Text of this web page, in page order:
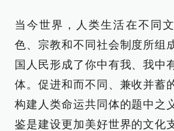
当今世界，人类生活在不同
色、宗教和不同社会制度所组
国人民形成了你中有我、我中
体。促进和而不同、兼收并蓄
构建人类命运共同体的题中之
鉴是建设更加美好世界的文化